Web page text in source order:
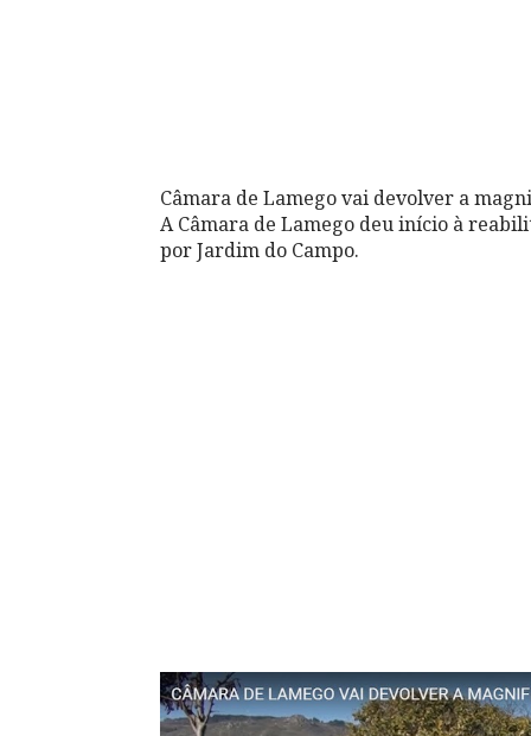
Câmara de Lamego vai devolver a
A Câmara de Lamego deu início à
por Jardim do Campo.